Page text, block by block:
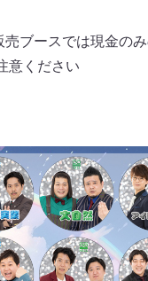
ブースでは現金のみ
意ください